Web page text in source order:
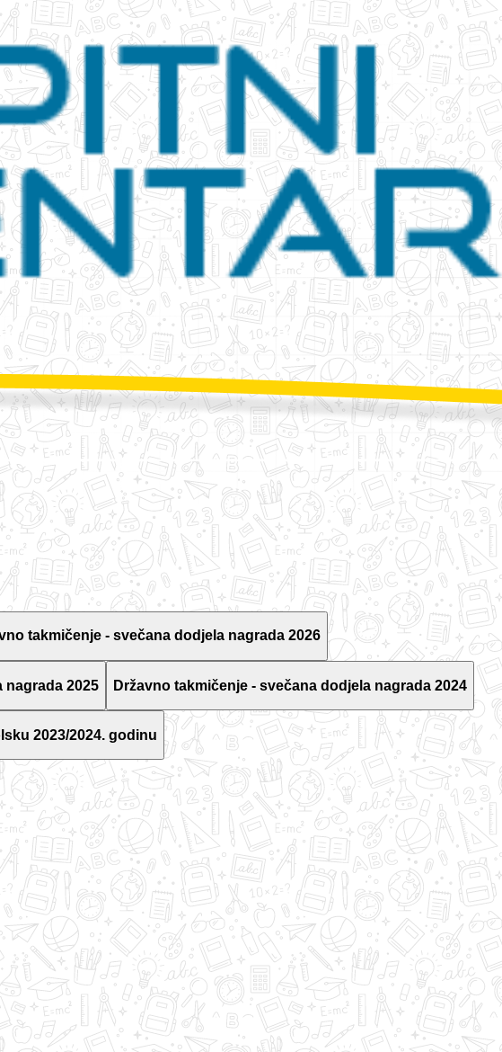
takmičenje - svečana dodjela nagrada 2026
nagrada 2025 Državno takmičenje - svečana dodjela nagrada 2024
2023/2024. godinu